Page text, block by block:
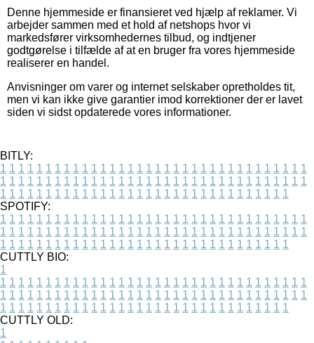
Denne hjemmeside er finansieret ved hjælp af reklamer. Vi
arbejder sammen med et hold af netshops hvor vi
markedsfører virksomhedernes tilbud, og indtjener
godtgørelse i tilfælde af at en bruger fra vores hjemmeside
realiserer en handel.
Anvisninger om varer og internet selskaber opretholdes tit,
men vi kan ikke give garantier imod korrektioner der er lavet
siden vi sidst opdaterede vores informationer.
BITLY:
1 1 1 1 1 1 1 1 1 1 1 1 1 1 1 1 1 1 1 1 1 1 1 1 1 1 1 1 1 1 1 1 1 1
1 1 1 1 1 1 1 1 1 1 1 1 1 1 1 1 1 1 1 1 1 1 1 1 1 1 1 1 1 1 1 1 1 1
1 1 1 1 1 1 1 1 1 1 1 1 1 1 1 1 1 1 1 1 1 1 1 1 1 1 1 1 1 1 1 1
SPOTIFY:
1 1 1 1 1 1 1 1 1 1 1 1 1 1 1 1 1 1 1 1 1 1 1 1 1 1 1 1 1 1 1 1 1 1
1 1 1 1 1 1 1 1 1 1 1 1 1 1 1 1 1 1 1 1 1 1 1 1 1 1 1 1 1 1 1 1 1 1
1 1 1 1 1 1 1 1 1 1 1 1 1 1 1 1 1 1 1 1 1 1 1 1 1 1 1 1 1 1 1 1
CUTTLY BIO:
1
1 1 1 1 1 1 1 1 1 1 1 1 1 1 1 1 1 1 1 1 1 1 1 1 1 1 1 1 1 1 1 1 1 1
1 1 1 1 1 1 1 1 1 1 1 1 1 1 1 1 1 1 1 1 1 1 1 1 1 1 1 1 1 1 1 1 1 1
1 1 1 1 1 1 1 1 1 1 1 1 1 1 1 1 1 1 1 1 1 1 1 1 1 1 1 1 1 1 1 1
CUTTLY OLD:
1